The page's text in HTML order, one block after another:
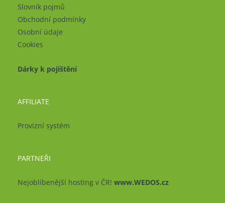
Slovník pojmů
Obchodní podmínky
Osobní údaje
Cookies
Dárky k pojištění
AFFILIATE
Provizní systém
PARTNEŘI
Nejoblíbenější hosting v ČR! www.WEDOS.cz